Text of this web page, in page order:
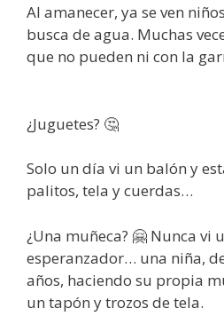
Al amanecer, ya se ven
busca de agua. Muchas
que no pueden ni con la
¿Juguetes? 🤔
Solo un día vi un balón y
palitos, tela y cuerdas…
¿Una muñeca? 🤗 Nunca vi
esperanzador… una niña,
años, haciendo su propia
un tapón y trozos de tela.